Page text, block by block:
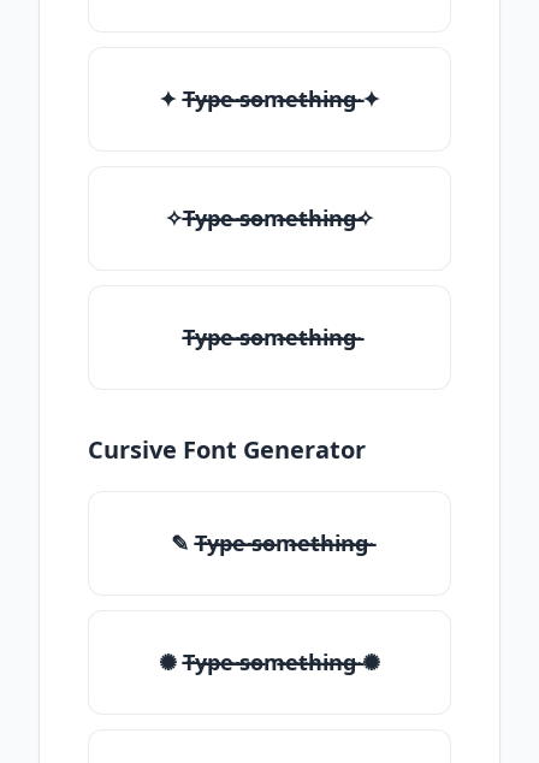
✦ T̶̴y̶̴p̶̴e̶̴ ̶̴s̶̴o̶̴m̶̴e̶̴t̶̴h̶̴i̶̴n̶̴g̶̴ ✦
✧T̶̴y̶̴p̶̴e̶̴ ̶̴s̶̴o̶̴m̶̴e̶̴t̶̴h̶̴i̶̴n̶̴g̶̴✧
T̶̴y̶̴p̶̴e̶̴ ̶̴s̶̴o̶̴m̶̴e̶̴t̶̴h̶̴i̶̴n̶̴g̶̴
Cursive Font Generator
✎ T̶̴y̶̴p̶̴e̶̴ ̶̴s̶̴o̶̴m̶̴e̶̴t̶̴h̶̴i̶̴n̶̴g̶̴
✺ T̶̴y̶̴p̶̴e̶̴ ̶̴s̶̴o̶̴m̶̴e̶̴t̶̴h̶̴i̶̴n̶̴g̶̴ ✺